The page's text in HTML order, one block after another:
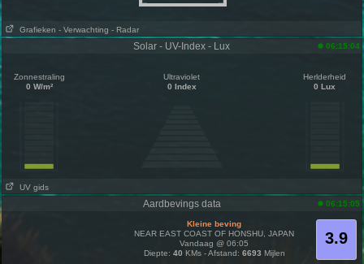
Grafieken - Verwachting - Radar
Solar - UV-Index - Lux 06:15:04
Zonnestraling
0 W/m²
Ultraviolet
0 Index
Herlderheid
0 Lux
UV gids
Aardbevings data 06:15:05
3.9
Kleine beving
NEAR EAST COAST OF HONSHU, JAPAN
Vandaag @ 06:05
Diepte: 40 KMs - Afstand: 6693 Mijlen